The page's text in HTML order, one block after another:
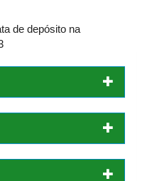
de depósito na